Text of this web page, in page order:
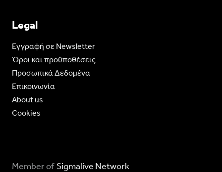
Legal
Eγγραφή σε Newsletter
Όροι και προϋποθέσεις
Προσωπικά Δεδομένα
Επικοινωνία
About us
Cookies
Member of Sigmalive Network